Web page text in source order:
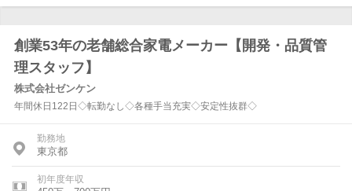
創業53年の老舗総合家電メーカー【開発・品質管
理スタッフ】
株式会社ゼンケン
年間休日122日◇転勤なし◇各種手当充実◇安定性抜群◇
勤務地
東京都
初年度年収